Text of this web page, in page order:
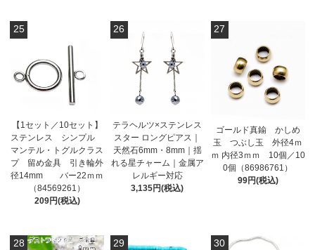
25
【1セット／10セット】
ステンレス シンプル
マンテル・トグルクラス
プ 留め金具 引き輪外
径14mm バー22ｍｍ
（84569261）
209円(税込)
26
テラヘルツ×ステンレス
スター ロングピアス｜
天然石6mm・8mm｜揺
れる星チャーム｜金属ア
レルギー対応
3,135円(税込)
27
ゴールド真鍮 かしめ
玉 つぶし玉 外径4ｍ
ｍ 内径3ｍｍ 10個／10
0個（86986761）
99円(税込)
28 29 30